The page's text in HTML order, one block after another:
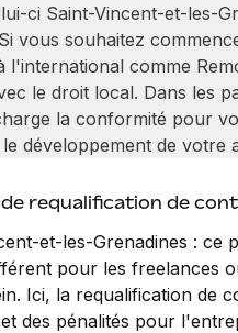
ci Saint-Vincent-et-les-
vous souhaitez
l'international comme
le droit local. Dans les
la conformité pour
développement de votre
requalification de
et-les-Grenadines : ce
pour les freelances
Ici, la requalification de
des pénalités pour